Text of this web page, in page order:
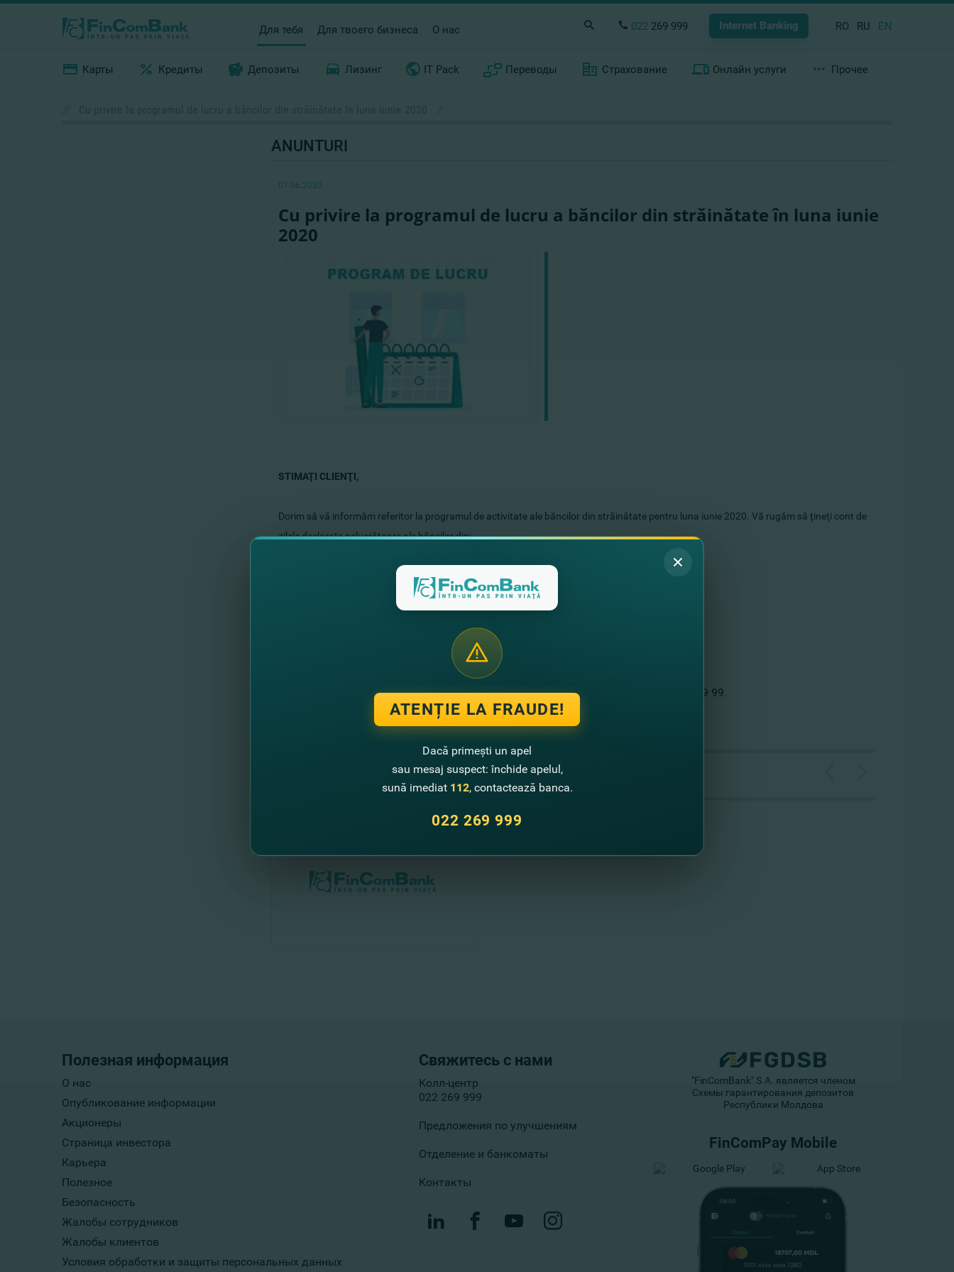
Для тебя Для твоего бизнеса О нас 022 269 999 Internet Banking RO RU EN
Карты Кредиты Депозиты Лизинг IT Pack Переводы Страхование Онлайн услуги Прочее
ANUNTURI
01.06.2020
Cu privire la programul de lucru a băncilor din străinătate în luna iunie
2020
STIMAŢI CLIENŢI,
Dorim să vă informăm referitor la programul de activitate ale băncilor din străinătate pentru luna iunie 2020. Vă rugăm să ţineţi cont de
zilele declarate nelucrătoare ale băncilor din:
1 Iunie 2020 - Whitе Monday
11 Iunie 2020 - Corpus Christi
Pentru detalii sau precizări, apelaţi Call Center la numărul de telefon 0(22) 26 99 99.
echipa FinComBank
Alte noutati
Полезная информация
О нас
Опубликование информации
Акционеры
Страница инвестора
Карьера
Полезное
Безопасность
Жалобы сотрудников
Жалобы клиентов
Условия обработки и защиты персональных данных
Свяжитесь с нами
Колл-центр
022 269 999
Предложения по улучшениям
Отделение и банкоматы
Контакты
"FinComBank" S.A. является членом
Схемы гарантирования депозитов
Республики Молдова
FinComPay Mobile
ATENȚIE LA FRAUDE!
Dacă primești un apel
sau mesaj suspect: închide apelul,
sună imediat 112, contactează banca.
022 269 999